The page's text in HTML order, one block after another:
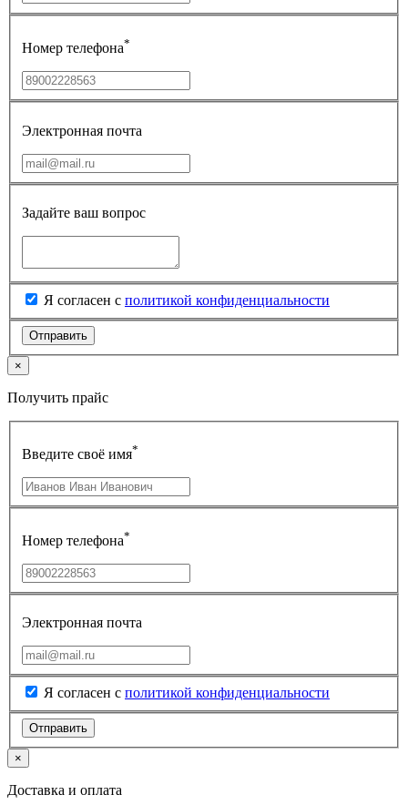
Номер телефона*
Электронная почта
Задайте ваш вопрос
Я согласен с политикой конфиденциальности
×
Получить прайс
Введите своё имя*
Номер телефона*
Электронная почта
Я согласен с политикой конфиденциальности
×
Доставка и оплата